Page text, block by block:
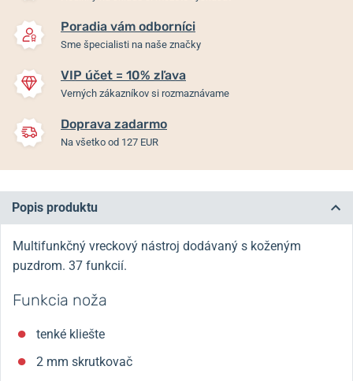
Poradia vám odborníci
Sme špecialisti na naše značky
VIP účet = 10% zľava
Verných zákazníkov si rozmaznávame
Doprava zadarmo
Na všetko od 127 EUR
Popis produktu
Multifunkčný vreckový nástroj dodávaný s koženým
puzdrom. 37 funkcií.
Funkcia noža
tenké kliešte
2 mm skrutkovač